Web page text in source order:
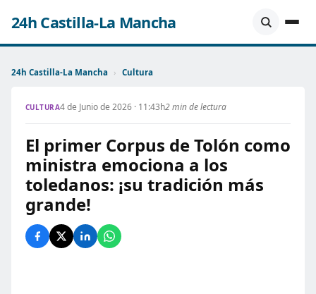
24h Castilla-La Mancha
24h Castilla-La Mancha › Cultura
CULTURA4 de Junio de 2026 · 11:43h2 min de lectura
El primer Corpus de Tolón como
ministra emociona a los
toledanos: ¡su tradición más
grande!